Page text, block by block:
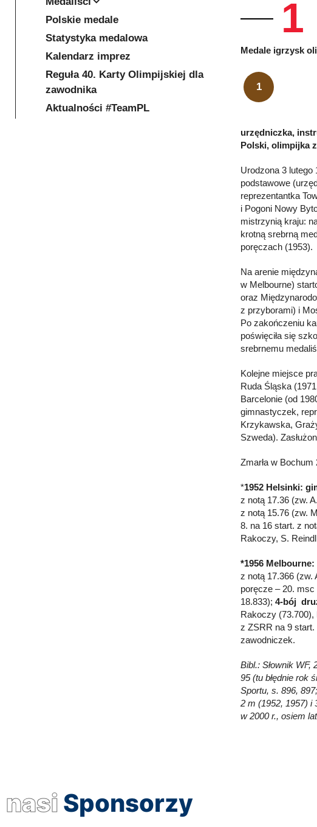
1
Medale igrzysk
1
urzędniczka,
Polski, olimpijka
Urodzona 3
podstawowe
reprezentantka
i Pogoni Nowy
mistrzynią kraju:
krotną srebrną
poręczach (1953).
Na arenie
w Melbourne)
oraz
z przyborami) i
Po zakończeniu
poświęciła się
srebrnemu
Kolejne miejsce
Ruda Śląska
Barcelonie (od
gimnastyczek,
Krzykawska,
Szweda).
Zmarła w Bochum
*1952 Helsinki:
z notą 17.36 (zw.
z notą 15.76 (zw.
8. na 16 start. z
Rakoczy, S.
*1956
z notą 17.366 (zw.
poręcze – 20.
18.833); 4-bój
Rakoczy (73.700),
z ZSRR na 9 start.
zawodniczek.
Bibl.: Słownik
95 (tu błędnie rok
Sportu, s. 896,
2 m (1952, 1957) i
w 2000 r., osiem
Polskie medale
Statystyka medalowa
Kalendarz imprez
Reguła 40. Karty Olimpijskiej dla
zawodnika
Aktualności #TeamPL
nasi Sponsorzy